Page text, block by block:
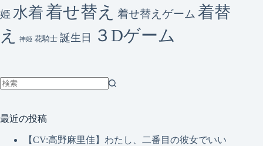
姫 水着着せ替え 着せ替えゲーム 着替
え
神姫 花騎士 誕生日 ３Dゲーム
な
最近の投稿
【CV:高野麻里佳】わたし、二番目の彼女でいい